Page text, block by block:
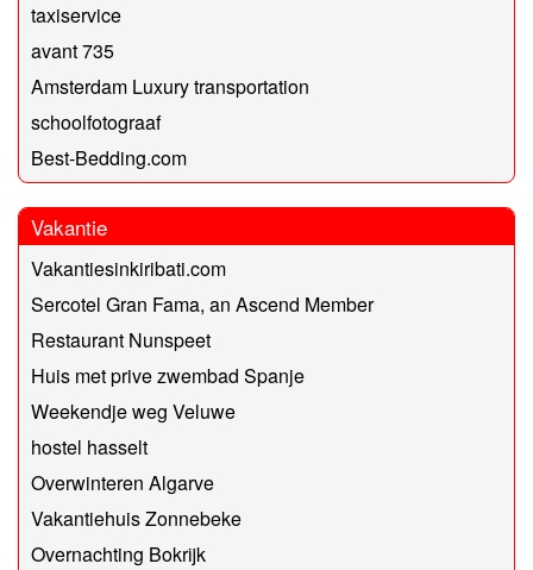
taxiservice
avant 735
Amsterdam Luxury transportation
schoolfotograaf
Best-Bedding.com
Vakantie
Vakantiesinkiribati.com
Sercotel Gran Fama, an Ascend Member
Restaurant Nunspeet
Huis met prive zwembad Spanje
Weekendje weg Veluwe
hostel hasselt
Overwinteren Algarve
Vakantiehuis Zonnebeke
Overnachting Bokrijk